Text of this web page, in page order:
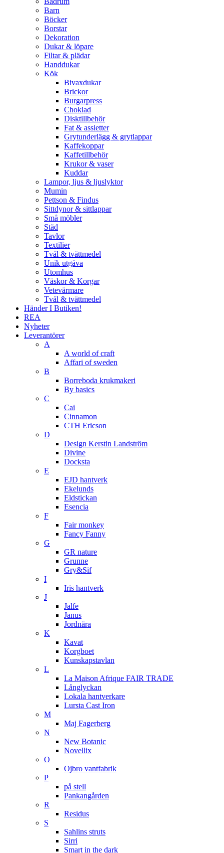
Barn
Böcker
Borstar
Dekoration
Dukar & löpare
Filtar & plädar
Handdukar
Kök
Bivaxdukar
Brickor
Burgarpress
Choklad
Disktillbehör
Fat & assietter
Grytunderlägg & grytlappar
Kaffekoppar
Kaffetillbehör
Krukor & vaser
Kuddar
Lampor, ljus & ljuslyktor
Mumin
Pettson & Findus
Sittdynor & sittlappar
Små möbler
Städ
Tavlor
Textilier
Tvål & tvättmedel
Unik utgåva
Utomhus
Väskor & Korgar
Vetevärmare
Tvål & tvättmedel
Händer I Butiken!
REA
Nyheter
Leverantörer
A
A world of craft
Affari of sweden
B
Borreboda krukmakeri
By basics
C
Cai
Cinnamon
CTH Ericson
D
Design Kerstin Landström
Divine
Docksta
E
EJD hantverk
Ekelunds
Eldstickan
Esencia
F
Fair monkey
Fancy Fanny
G
GR nature
Grunne
Gry&Sif
I
Iris hantverk
J
Jalfe
Janus
Jordnära
K
Kavat
Korgboet
Kunskapstavlan
L
La Maison Afrique FAIR TRADE
Långlyckan
Lokala hantverkare
Lursta Cast Iron
M
Maj Fagerberg
N
New Botanic
Novellix
O
Ojbro vantfabrik
P
på stell
Pankangården
R
Residus
S
Sahlins struts
Sirri
Smart in the dark